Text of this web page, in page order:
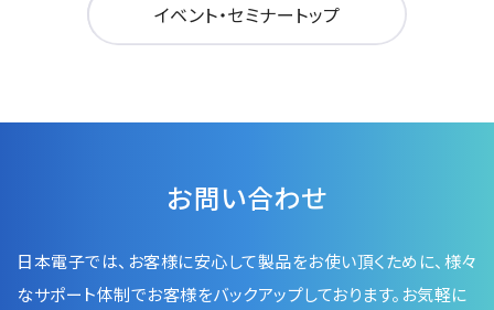
イベント・セミナートップ
お問い合わせ
日本電子では、お客様に安心して製品をお使い頂くために、様々
なサポート体制でお客様をバックアップしております。お気軽に